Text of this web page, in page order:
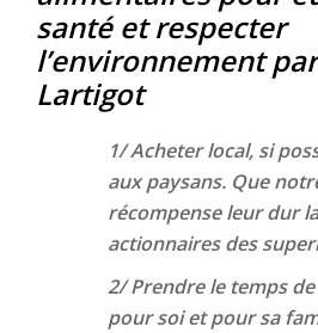
santé et respecter
l’environnement
Lartigot
1/ Acheter local, si
aux paysans. Que
récompense leur dur
actionnaires des
2/ Prendre le temps
pour soi et pour sa